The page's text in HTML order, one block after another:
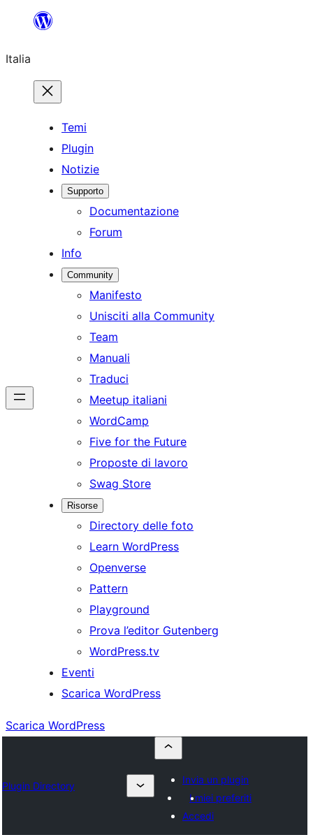
contenuto
Italia
Temi
Plugin
Notizie
Supporto
Documentazione
Forum
Info
Community
Manifesto
Unisciti alla Community
Team
Manuali
Traduci
Meetup italiani
WordCamp
Five for the Future
Proposte di lavoro
Swag Store
Risorse
Directory delle foto
Learn WordPress
Openverse
Pattern
Playground
Prova l’editor Gutenberg
WordPress.tv
Eventi
Scarica WordPress
Scarica WordPress
Plugin Directory
Invia un plugin
I miei preferiti
Accedi